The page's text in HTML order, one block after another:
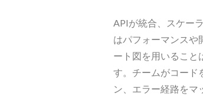
APIが統合、スケー
はパフォーマンスや
ート図を用いること
す。チームがコード
ン、エラー経路をマ